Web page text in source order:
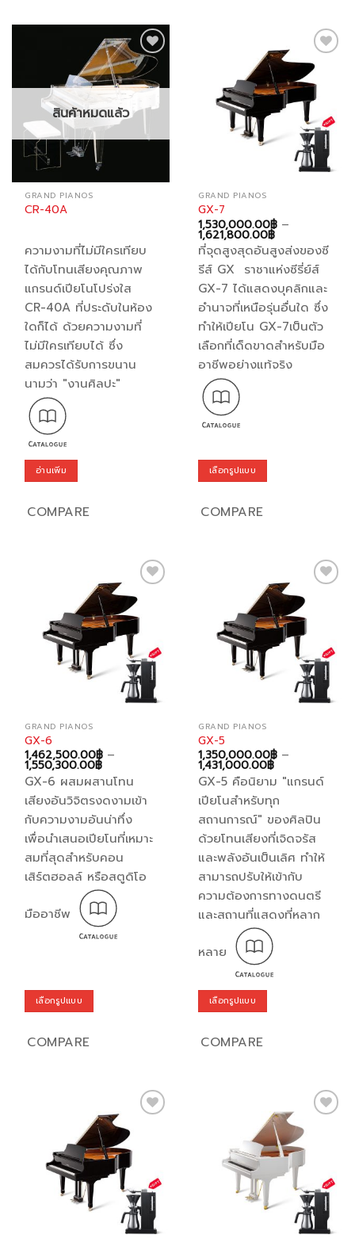
variants.
be
chosen
on
the
product
page
chosen
Add to
wishlist
สินค้าหมดแล้ว
GRAND PIANOS
CR-40A
ความงามที่ไม่มีใครเทียบ
ได้กับโทนเสียงคุณภาพ
แกรนด์เปียโนโปร่งใส
CR-40A ที่ประดับในห้อง
ใดก็ได้ ด้วยความงามที่
ไม่มีใครเทียบได้ ซึ่ง
สมควรได้รับการขนาน
นามว่า "งานศิลปะ"
อ่านเพิ่ม
COMPARE
Add to
wishlist
GRAND PIANOS
GX-7
1,530,000.00฿ –
1,621,800.00฿Price
range:
1,530,000.00฿
through
1,621,800.00฿
ที่จุดสูงสุดอันสูงส่งของซี
รีส์ GX ราชาแห่งซีรี่ย์ส์
GX-7 ได้แสดงบุคลิกและ
อำนาจที่เหนือรุ่นอื่นใด ซึ่ง
ทำให้เปียโน GX-7เป็นตัว
เลือกที่เด็ดขาดสำหรับมือ
อาชีพอย่างแท้จริง
เลือกรูปแบบ
product
chosen
COMPARE
Add to
wishlist
GRAND PIANOS
GX-6
1,462,500.00฿ –
1,550,300.00฿Price
range:
1,462,500.00฿
through
1,550,300.00฿
GX-6 ผสมผสานโทน
เสียงอันวิจิตรงดงามเข้า
กับความงามอันน่าทึ่ง
เพื่อนำเสนอเปียโนที่เหมาะ
สมที่สุดสำหรับคอน
เสิร์ตฮอลล์ หรือสตูดิโอ
มืออาชีพ
เลือกรูปแบบ
product
chosen
COMPARE
Add to
wishlist
GRAND PIANOS
GX-5
1,350,000.00฿ –
1,431,000.00฿Price
range:
1,350,000.00฿
through
1,431,000.00฿
GX-5 คือนิยาม "แกรนด์
เปียโนสำหรับทุก
สถานการณ์" ของศิลปิน
ด้วยโทนเสียงที่เจิดจรัส
และพลังอันเป็นเลิศ ทำให้
สามารถปรับให้เข้ากับ
ความต้องการทางดนตรี
และสถานที่แสดงที่หลาก
หลาย
เลือกรูปแบบ
product
chosen
COMPARE
wishlist
Add to
wishlist